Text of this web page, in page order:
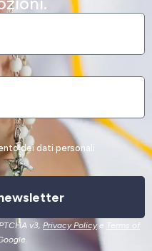
dei dati personali
v3, Privacy Policye Terms of